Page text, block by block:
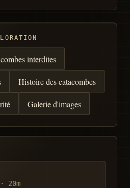
interdites
Histoire des catacombes
Galerie d'images
· 20m